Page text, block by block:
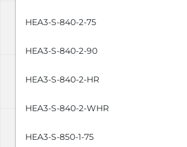
HEA3-S-840-2-75
HEA3-S-840-2-90
HEA3-S-840-2-HR
HEA3-S-840-2-WHR
HEA3-S-850-1-75